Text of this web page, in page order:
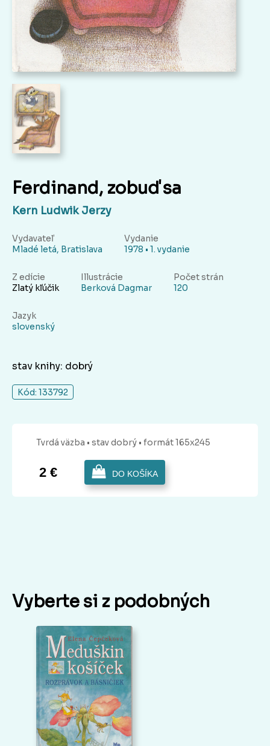
Ferdinand, zobuď sa
Kern Ludwik Jerzy
Vydavateľ
Mladé letá, Bratislava
Vydanie
1978 • 1. vydanie
Z edície
Zlatý kľúčik
Illustrácie
Berková Dagmar
Počet strán
120
Jazyk
slovenský
stav knihy: dobrý
Kód: 133792
Tvrdá väzba • stav dobrý • formát 165x245
2 € DO KOŠÍKA
Vyberte si z podobných